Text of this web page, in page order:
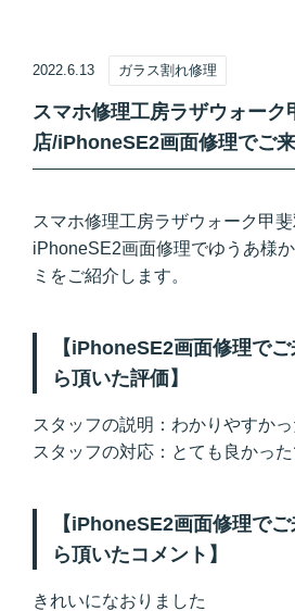
2022.6.13 ガラス割れ修理
スマホ修理工房ラザウォーク
店/iPhoneSE2画面修理でご
スマホ修理工房ラザウォーク甲斐
iPhoneSE2画面修理でゆうあ様
ミをご紹介します。
【iPhoneSE2画面修理で
ら頂いた評価】
スタッフの説明：わかりやすか
スタッフの対応：とても良かっ
【iPhoneSE2画面修理で
ら頂いたコメント】
きれいになおりました